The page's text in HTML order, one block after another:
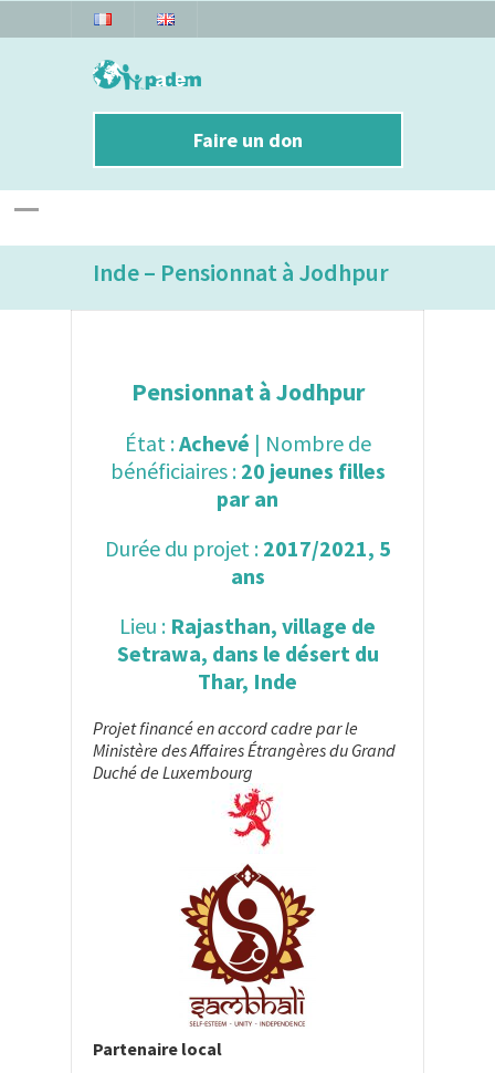
Faire un don
Inde – Pensionnat à Jodhpur
Pensionnat à Jodhpur
État :Achevé | Nombre de
bénéficiaires : 20 jeunes filles
par an
Durée du projet : 2017/2021, 5
ans
Lieu : Rajasthan, village de
Setrawa, dans le désert du
Thar, Inde
Projet financé en accord cadre par le
Ministère des Affaires Étrangères du Grand
Duché de Luxembourg
Partenaire local